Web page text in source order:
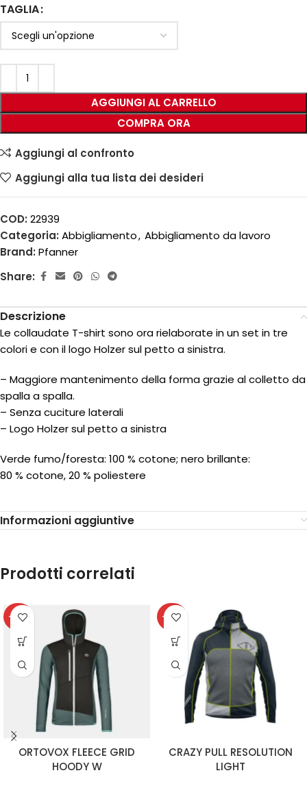
TAGLIA
AGGIUNGI AL CARRELLO
COMPRA ORA
Aggiungi al confronto
Aggiungi alla tua lista dei desideri
COD: 22939
Categoria: Abbigliamento, Abbigliamento da lavoro
Brand: Pfanner
Share:
Descrizione
Le collaudate T-shirt sono ora rielaborate in un set in tre
colori e con il logo Holzer sul petto a sinistra.
– Maggiore mantenimento della forma grazie al colletto da
spalla a spalla.
– Senza cuciture laterali
– Logo Holzer sul petto a sinistra
Verde fumo/foresta: 100 % cotone; nero brillante:
80 % cotone, 20 % poliestere
Informazioni aggiuntive
Prodotti correlati
-20%
ORTOVOX FLEECE GRID
HOODY W
-40%
CRAZY PULL RESOLUTION
LIGHT